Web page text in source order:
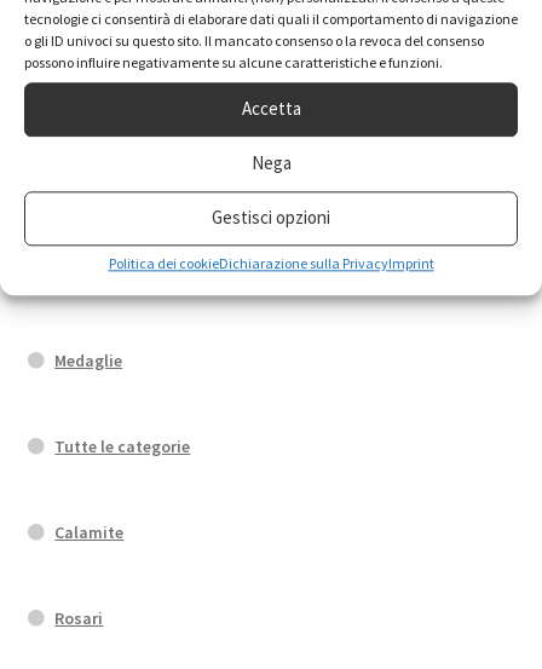
tecnologie ci consentirà di elaborare dati quali il comportamento di navigazione
o gli ID univoci su questo sito. Il mancato consenso o la revoca del consenso
possono influire negativamente su alcune caratteristiche e funzioni.
Accetta
Nega
Gestisci opzioni
Politica dei cookieDichiarazione sulla PrivacyImprint
Orecchini
Bracciali
Portachiavi
Medaglie
Tutte le categorie
Calamite
Rosari